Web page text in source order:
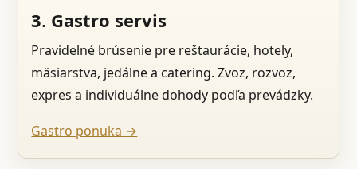
3. Gastro servis
Pravidelné brúsenie pre reštaurácie, hotely,
mäsiarstva, jedálne a catering. Zvoz, rozvoz,
expres a individuálne dohody podľa prevádzky.
Gastro ponuka →